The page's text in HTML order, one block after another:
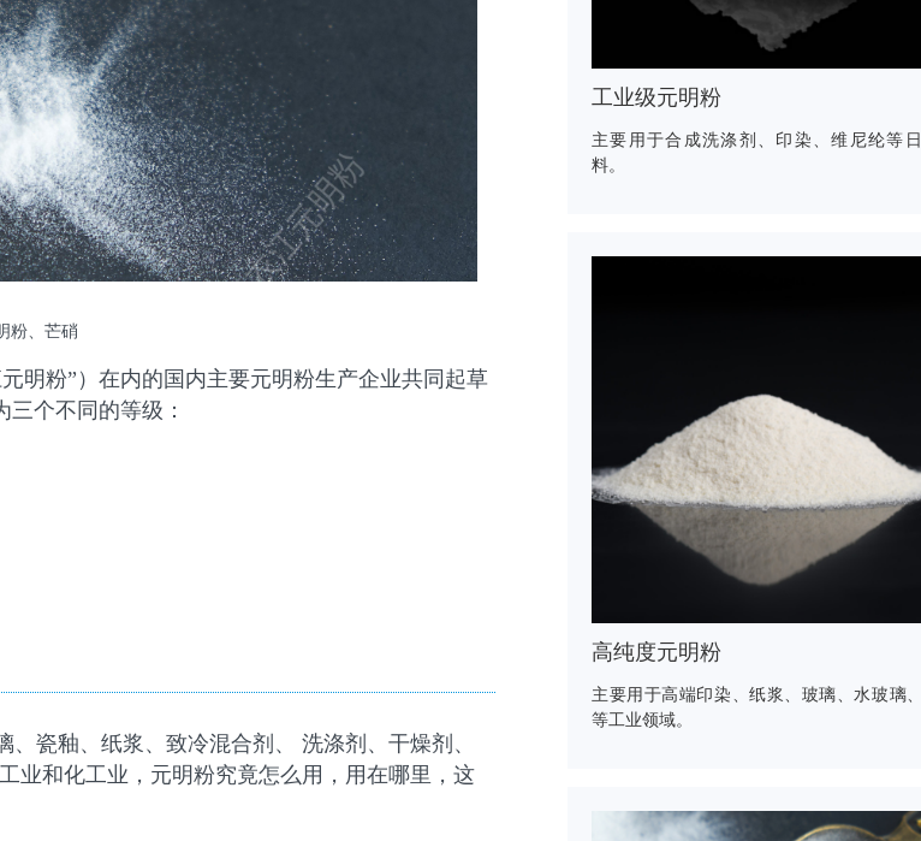
粉、芒硝
元明粉”）在内的国内主要元明粉生产企业共同起草
个不同的等级：
瓷釉、纸浆、致冷混合剂、 洗涤剂、干燥剂、
业和化工业，元明粉究竟怎么用，用在哪里，这
工业级元明粉
主要用于合成洗涤剂、印染、维尼纶等
料。
高纯度元明粉
主要用于高端印染、纸浆、玻璃、水玻璃
等工业领域。